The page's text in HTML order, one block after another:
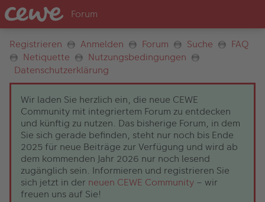
Registrieren Anmelden Forum Suche
FAQ
Netiquette
Nutzungsbedingungen
Datenschutzerklärung
Wir laden Sie herzlich ein, die neue CEWE
Community mit integriertem Forum zu entdecken
und künftig zu nutzen. Das bisherige Forum, in dem
Sie sich gerade befinden, steht nur noch bis Ende
2025 für neue Beiträge zur Verfügung und wird ab
dem kommenden Jahr 2026 nur noch lesend
zugänglich sein. Informieren und registrieren Sie
sich jetzt in der neuen CEWE Community – wir
freuen uns auf Sie!